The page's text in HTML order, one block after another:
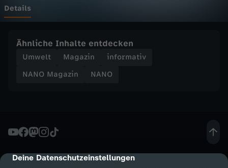
cmp-dialog-description
Deine Datenschutzeinstellungen
K
i
z
i
Details
Ähnliche Inhalte entdecken
Umwelt Magazin
informativ
NANO Magazin
NANO